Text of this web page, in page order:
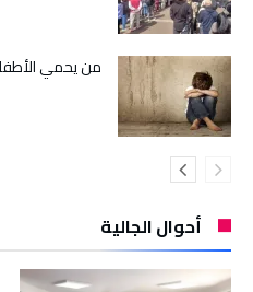
من يحمي
أحوال الجالية